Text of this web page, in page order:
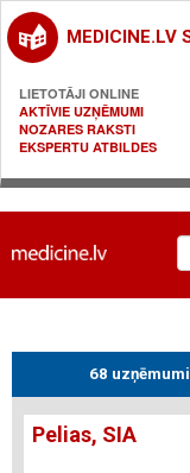
MEDICINE.LV
LIETOTĀJI ONLINE
AKTĪVIE UZŅĒMUMI
NOZARES RAKSTI
EKSPERTU ATBILDES
68 uzņēmumi
Pelias, SIA